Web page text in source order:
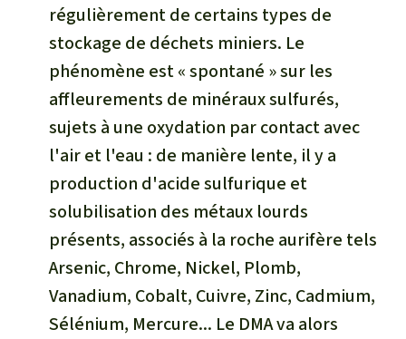
régulièrement de certains types de
stockage de déchets miniers. Le
phénomène est « spontané » sur les
affleurements de minéraux sulfurés,
sujets à une oxydation par contact avec
l'air et l'eau : de manière lente, il y a
production d'acide sulfurique et
solubilisation des métaux lourds
présents, associés à la roche aurifère tels
Arsenic, Chrome, Nickel, Plomb,
Vanadium, Cobalt, Cuivre, Zinc, Cadmium,
Sélénium, Mercure... Le DMA va alors